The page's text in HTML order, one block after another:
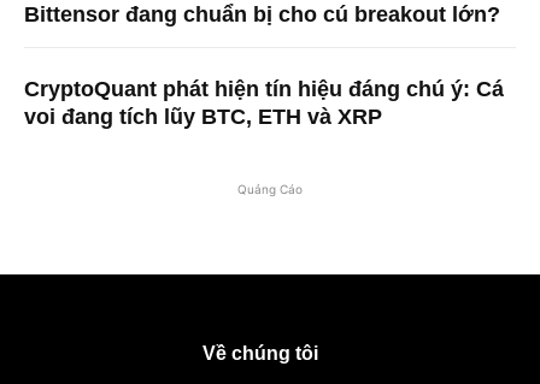
Bittensor đang chuẩn bị cho cú breakout lớn?
CryptoQuant phát hiện tín hiệu đáng chú ý: Cá
voi đang tích lũy BTC, ETH và XRP
Quảng Cáo
Về chúng tôi